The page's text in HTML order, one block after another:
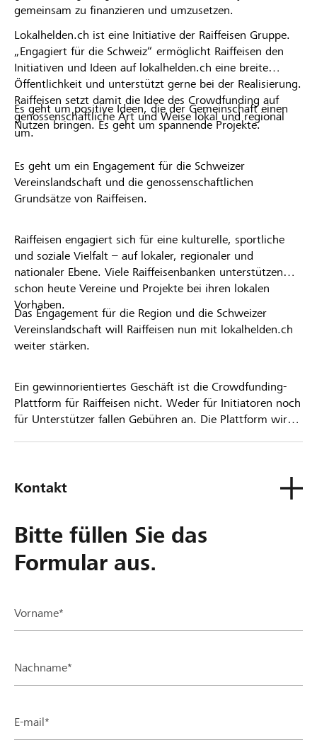
gemeinsam zu finanzieren und umzusetzen.
Lokalhelden.ch ist eine Initiative der Raiffeisen Gruppe.
„Engagiert für die Schweiz“ ermöglicht Raiffeisen den
Initiativen und Ideen auf lokalhelden.ch eine breite
Öffentlichkeit und unterstützt gerne bei der Realisierung.
Raiffeisen setzt damit die Idee des Crowdfunding auf
genossenschaftliche Art und Weise lokal und regional
um.
Es geht um positive Ideen, die der Gemeinschaft einen
Nutzen bringen. Es geht um spannende Projekte.
Es geht um ein Engagement für die Schweizer
Vereinslandschaft und die genossenschaftlichen
Grundsätze von Raiffeisen.
Raiffeisen engagiert sich für eine kulturelle, sportliche
und soziale Vielfalt – auf lokaler, regionaler und
nationaler Ebene. Viele Raiffeisenbanken unterstützen
schon heute Vereine und Projekte bei ihren lokalen
Vorhaben.
Das Engagement für die Region und die Schweizer
Vereinslandschaft will Raiffeisen nun mit lokalhelden.ch
weiter stärken.
Ein gewinnorientiertes Geschäft ist die Crowdfunding-
Plattform für Raiffeisen nicht. Weder für Initiatoren noch
für Unterstützer fallen Gebühren an. Die Plattform wird
Kontakt
Bitte füllen Sie das
Formular aus.
Vorname*
Nachname*
E-mail*